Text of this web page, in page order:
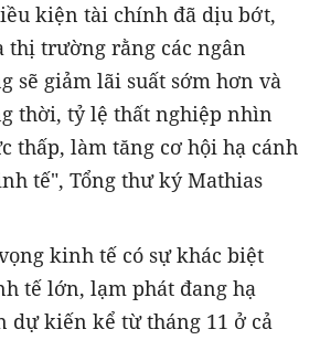
kiện tài chính đã dịu bớt,
thị trường rằng các ngân
sẽ giảm lãi suất sớm hơn và
thời, tỷ lệ thất nghiệp nhìn
thấp, làm tăng cơ hội hạ cánh
tế", Tổng thư ký Mathias
kinh tế có sự khác biệt
tế lớn, lạm phát đang hạ
dự kiến kể từ tháng 11 ở cả